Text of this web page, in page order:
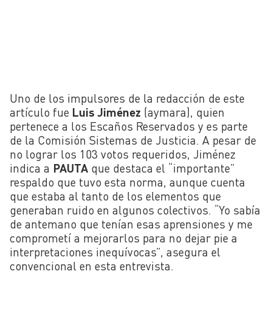
Uno de los impulsores de la redacción de este
artículo fue Luis Jiménez (aymara), quien
pertenece a los Escaños Reservados y es parte
de la Comisión Sistemas de Justicia. A pesar de
no lograr los 103 votos requeridos, Jiménez
indica a PAUTA que destaca el “importante”
respaldo que tuvo esta norma, aunque cuenta
que estaba al tanto de los elementos que
generaban ruido en algunos colectivos. “Yo sabía
de antemano que tenían esas aprensiones y me
comprometí a mejorarlos para no dejar pie a
interpretaciones inequívocas”, asegura el
convencional en esta entrevista.